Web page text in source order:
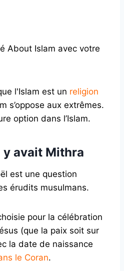
About Islam avec votre
l'Islam est un religion
s’oppose aux extrêmes.
option dans l’Islam.
y avait Mithra
est une question
érudits musulmans.
pour la célébration
(que la paix soit sur
la date de naissance
le Coran.